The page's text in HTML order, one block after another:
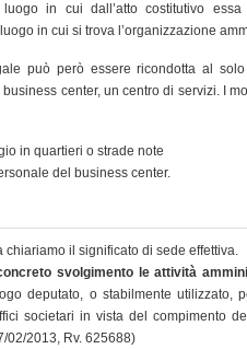
in cui dall’atto costitutivo
in cui si trova l’organizzazione
può però essere ricondotta al
center, un centro di servizi. I
in quartieri o strade note
del business center.
il significato di sede effettiva.
svolgimento le attività
deputato, o stabilmente utilizzato,
societari in vista del compimento
02/2013, Rv. 625688)